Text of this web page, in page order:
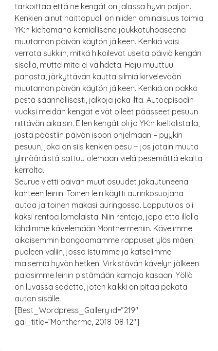
tarkoittaa että ne kengät on jalassa hyvin paljon.
Kenkien ainut haittapuoli on niiden ominaisuus toimia
YK:n kieltämänä kemiallisena joukkotuhoaseena
muutaman päivän käytön jälkeen. Kenkiä voisi
verrata sukkiin, mitkä hikoilevat useita päiviä kengän
sisällä, mutta mitä ei vaihdeta. Haju muuttuu
pahasta, järkyttävän kautta silmiä kirvelevään
muutaman päivän käytön jälkeen. Kenkiä on pakko
pestä säännöllisesti, jalkoja joka ilta. Autoepisodin
vuoksi meidän kengät eivät olleet päässeet pesuun
riittävän aikaisin. Eilen kengät oli jo YK:n kieltolistalla,
josta päästiin päivän isoon ohjelmaan – pyykin
pesuun, joka on siis kenkien pesu + jos jotain muuta
ylimääräistä sattuu olemaan vielä pesemättä ekalta
kerralta.
Seurue vietti päivän muut osuudet jakautuneena
kahteen leiriin. Toinen leiri käytti aurinkosuojana
autoa ja toinen makasi auringossa. Lopputulos oli
kaksi rentoa lomalaista. Niin rentoja, jopa että illalla
lähdimme kävelemään Monthermeniin. Kävelimme
aikaisemmin bongaamamme rappuset ylös mäen
puoleen väliin, jossa istuimme ja katselimme
maisemia hyvän hetken. Virkistävän kävelyn jälkeen
palasimme leiriin pistämään kamoja kasaan. Yöllä
on luvassa sadetta, joten kaikki on pitää pakata
auton sisälle.
[Best_Wordpress_Gallery id=”219″
gal_title=”Montherme, 2018-08-12″]